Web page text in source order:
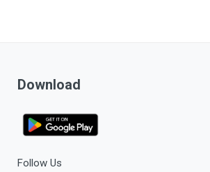
Download
Follow Us